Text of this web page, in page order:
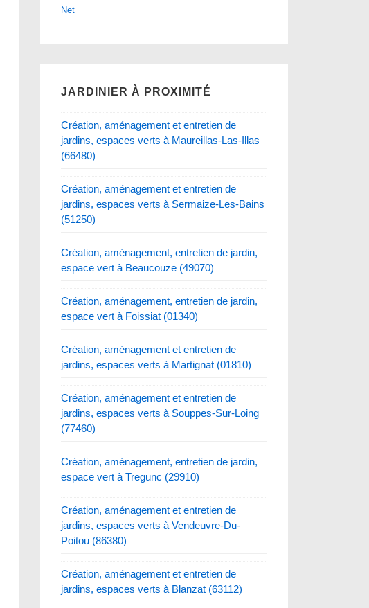
Net
JARDINIER À PROXIMITÉ
Création, aménagement et entretien de
jardins, espaces verts à Maureillas-Las-Illas
(66480)
Création, aménagement et entretien de
jardins, espaces verts à Sermaize-Les-Bains
(51250)
Création, aménagement, entretien de jardin,
espace vert à Beaucouze (49070)
Création, aménagement, entretien de jardin,
espace vert à Foissiat (01340)
Création, aménagement et entretien de
jardins, espaces verts à Martignat (01810)
Création, aménagement et entretien de
jardins, espaces verts à Souppes-Sur-Loing
(77460)
Création, aménagement, entretien de jardin,
espace vert à Tregunc (29910)
Création, aménagement et entretien de
jardins, espaces verts à Vendeuvre-Du-
Poitou (86380)
Création, aménagement et entretien de
jardins, espaces verts à Blanzat (63112)